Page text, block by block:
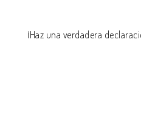
¡Haz una verdadera